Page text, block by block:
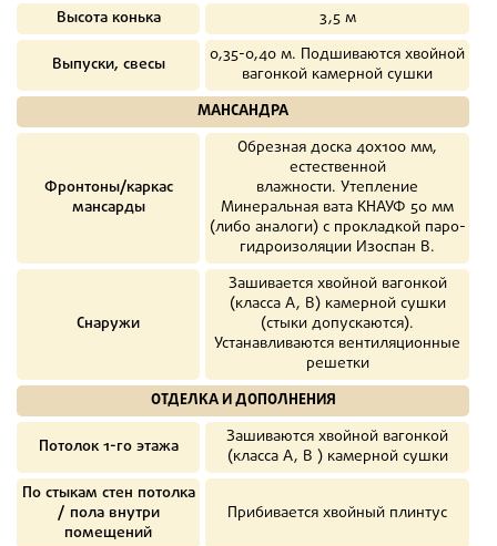
Высота конька
3,5 м
Выпуски, свесы
0,35-0,40 м. Подшиваются хвойной
вагонкой камерной сушки
МАНСАНДРА
Фронтоны/каркас
мансарды
Обрезная доска 40х100 мм,
естественной
влажности. Утепление
Минеральная вата КНАУФ 50 мм
(либо аналоги) с прокладкой паро-
гидроизоляции Изоспан В.
Снаружи
Зашивается хвойной вагонкой
(класса А, В) камерной сушки
(стыки допускаются).
Устанавливаются вентиляционные
решетки
ОТДЕЛКА И ДОПОЛНЕНИЯ
Потолок 1-го этажа
Зашиваются хвойной вагонкой
(класса А, В ) камерной сушки
По стыкам стен потолка
/ пола внутри
помещений
Прибивается хвойный плинтус